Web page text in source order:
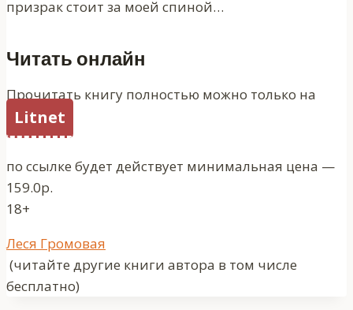
призрак стоит за моей спиной…
Читать онлайн
Прочитать книгу полностью можно только на
Litnet
по ссылке будет действует минимальная цена —
159.0р.
18+
Метки
записи:
Леся Громовая
(читайте другие книги автора в том числе
бесплатно)